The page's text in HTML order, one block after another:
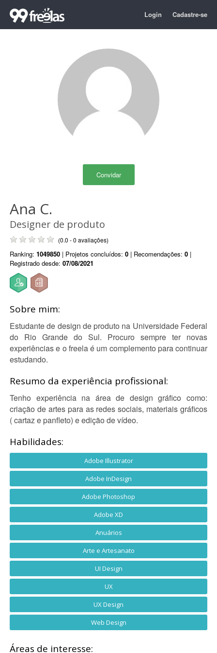
Login Cadastre-se
Convidar
Ana C.
Designer de produto
(0.0 - 0 avaliações)
Ranking: 1049850 | Projetos concluídos: 0 | Recomendações: 0 |
Registrado desde: 07/08/2021
Sobre mim:
Estudante de design de produto na Universidade Federal
do Rio Grande do Sul. Procuro sempre ter novas
experiências e o freela é um complemento para continuar
estudando.
Resumo da experiência profissional:
Tenho experiência na área de design gráfico como:
criação de artes para as redes sociais, materiais gráficos
( cartaz e panfleto) e edição de vídeo.
Habilidades:
Adobe Illustrator
Adobe InDesign
Adobe Photoshop
Adobe XD
Anuários
Arte e Artesanato
UI Design
UX
UX Design
Web Design
Áreas de interesse: